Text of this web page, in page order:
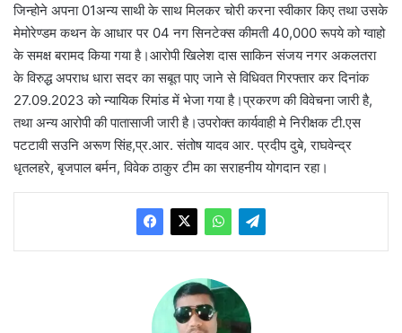
जिन्होने अपना 01अन्य साथी के साथ मिलकर चोरी करना स्वीकार किए तथा उसके
मेमोरेण्डम कथन के आधार पर 04 नग सिनटेक्स कीमती 40,000 रूपये को ग्वाहो
के समक्ष बरामद किया गया है।आरोपी खिलेश दास साकिन संजय नगर अकलतरा
के विरुद्ध अपराध धारा सदर का सबूत पाए जाने से विधिवत गिरफ्तार कर दिनांक
27.09.2023 को न्यायिक रिमांड में भेजा गया है।प्रकरण की विवेचना जारी है,
तथा अन्य आरोपी की पातासाजी जारी है।उपरोक्त कार्यवाही मे निरीक्षक टी.एस
पटटावी सउनि अरूण सिंह,प्र.आर. संतोष यादव आर. प्रदीप दुबे, राघवेन्द्र
धृतलहरे, बृजपाल बर्मन, विवेक ठाकुर टीम का सराहनीय योगदान रहा।